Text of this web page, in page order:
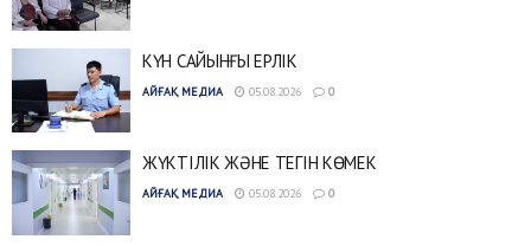
КҮН САЙЫНҒЫ ЕРЛІК
АЙҒАҚ МЕДИА 05.08.2026 0
ЖҮКТІЛІК ЖӘНЕ ТЕГІН КӨМЕК
АЙҒАҚ МЕДИА 05.08.2026 0